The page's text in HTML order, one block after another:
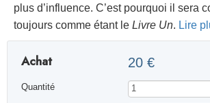
plus d’influence. C’est pourquoi il sera
toujours comme étant le Livre Un. Lire
Achat 20 €
Quantité